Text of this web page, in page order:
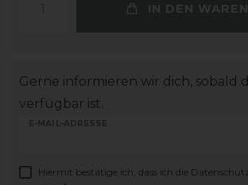
IN DEN
Gerne informieren wir dich, sobald
verfügbar ist.
E-MAIL-ADRESSE
Hiermit bestätige ich, dass ich die